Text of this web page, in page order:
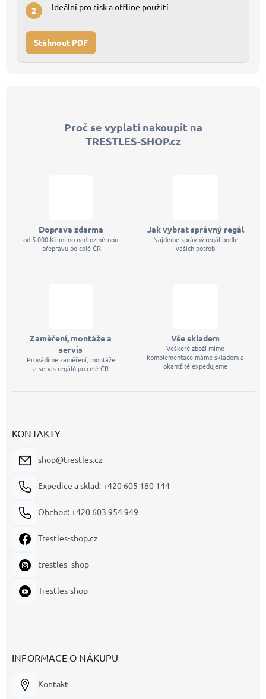
2 Ideální pro tisk a offline použití
Stáhnout PDF
Proč se vyplatí nakoupit na
TRESTLES-SHOP.cz
Doprava zdarma
od 5 000 Kč mimo nadrozměrnou
přepravu po celé ČR
Jak vybrat správný regál
Najdeme správný regál podle
vašich potřeb
Zaměření, montáže a
servis
Provádíme zaměření, montáže
a servis regálů po celé ČR
Vše skladem
Veškeré zboží mimo
komplementace máme skladem a
okamžitě expedujeme
KONTAKTY
shop@trestles.cz
Expedice a sklad: +420 605 180 144
Obchod: +420 603 954 949
Trestles-shop.cz
trestles_shop
Trestles-shop
INFORMACE O NÁKUPU
Kontakt